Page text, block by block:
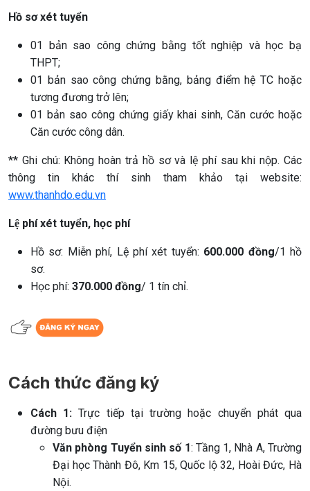
Hồ sơ xét tuyển
01 bản sao công chứng bằng tốt nghiệp và học bạ
THPT;
01 bản sao công chứng bằng, bảng điểm hệ TC hoặc
tương đương trở lên;
01 bản sao công chứng giấy khai sinh, Căn cước hoặc
Căn cước công dân.
** Ghi chú: Không hoàn trả hồ sơ và lệ phí sau khi nộp. Các
thông tin khác thí sinh tham khảo tại website:
www.thanhdo.edu.vn
Lệ phíxét tuyển, học phí
Hồ sơ: Miễn phí, Lệ phí xét tuyển: 600.000 đồng/1 hồ
sơ.
Học phí: 370.000 đồng/ 1 tín chỉ.
Cách thức đăng ký
Cách 1:Trực tiếp tại trường hoặc chuyển phát qua
đường bưu điện
Văn phòng Tuyển sinh số 1: Tầng 1, Nhà A, Trường
Đại học Thành Đô, Km 15, Quốc lộ 32, Hoài Đức, Hà
Nội.